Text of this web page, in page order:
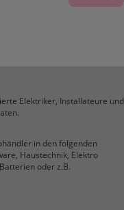
Dieses Cookie
Sie diese beim
eingeben müssen.
Elektriker, Installateure und
in den folgenden
Haustechnik, Elektro
oder z.B.